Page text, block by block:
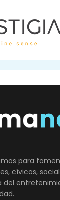
para
cívicos,
del